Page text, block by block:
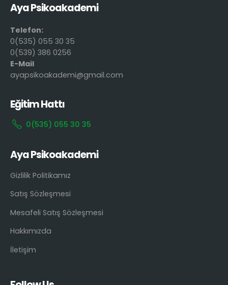
Aya Psikoakademi
Telefon:
0(535) 055 30 35
0(539) 386 0256
E-Mail
ayapsikoakademi@gmail.com
Eğitim Hattı
0(535) 055 30 35
Aya Psikoakademi
Gizlilik Politikamız
Satış Sözleşmesi
Mesafeli Satış Sözleşmesi
Hakkımızda
İletişim